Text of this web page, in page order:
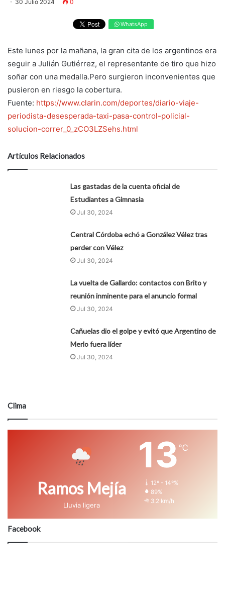
30 Julio 2024 0
WhatsApp
Este lunes por la mañana, la gran cita de los argentinos era
seguir a Julián Gutiérrez, el representante de tiro que hizo
soñar con una medalla.Pero surgieron inconvenientes que
pusieron en riesgo la cobertura.
Fuente: https://www.clarin.com/deportes/diario-viaje-
periodista-desesperada-taxi-pasa-control-policial-
solucion-correr_0_zCO3LZSehs.html
Artículos Relacionados
Las gastadas de la cuenta oficial de
Estudiantes a Gimnasia
Jul 30, 2024
Central Córdoba echó a González Vélez tras
perder con Vélez
Jul 30, 2024
La vuelta de Gallardo: contactos con Brito y
reunión inminente para el anuncio formal
Jul 30, 2024
Cañuelas dio el golpe y evitó que Argentino de
Merlo fuera líder
Jul 30, 2024
Clima
Ramos Mejía
Lluvia ligera
13 ℃
12º - 14º%
89%
3.2 km/h
Facebook